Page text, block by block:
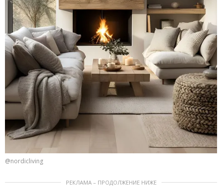
@nordicliving
РЕКЛАМА – ПРОДОЛЖЕНИЕ НИЖЕ